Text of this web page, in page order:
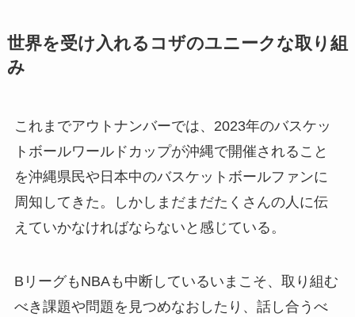
世界を受け入れるコザのユニークな取り組
み
これまでアウトナンバーでは、2023年のバスケッ
トボールワールドカップが沖縄で開催されること
を沖縄県民や日本中のバスケットボールファンに
周知してきた。しかしまだまだたくさんの人に伝
えていかなければならないと感じている。
BリーグもNBAも中断しているいまこそ、取り組む
べき課題や問題を見つめなおしたり、話し合うべ